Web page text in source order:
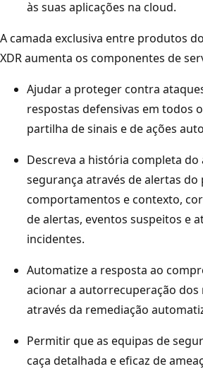
às suas aplicações na cloud.
A camada exclusiva entre produtos
XDR aumenta os componentes de
Ajudar a proteger contra
respostas defensivas em todos
partilha de sinais e de ações
Descreva a história completa
segurança através de alertas
comportamentos e contexto,
de alertas, eventos suspeitos e
incidentes.
Automatize a resposta ao
acionar a autorrecuperação
através da remediação
Permitir que as equipas de
caça detalhada e eficaz de